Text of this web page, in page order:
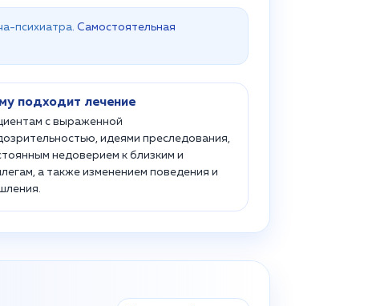
психиатра. Самостоятельная
подходит лечение
с выраженной
идеями преследования,
недоверием к близким и
а также изменением поведения и